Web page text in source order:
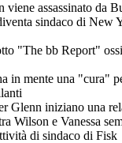
viene assassinato da
sindaco di New
"The bb Report"
in mente una "cura"
Glenn iniziano una
Wilson e Vanessa
di sindaco di Fisk